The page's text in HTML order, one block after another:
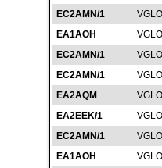
EC2AMN/1
EA1AOH
EC2AMN/1
EC2AMN/1
EA2AQM
EA2EEK/1
EC2AMN/1
EA1AOH